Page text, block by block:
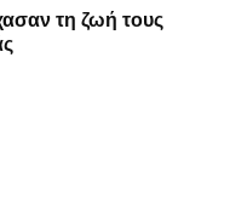
τη ζωή τους